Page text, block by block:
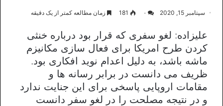
سپتامبر 15, 2020 ۰ 181 زمان مطالعه کمتر از یک دقیقه
علیزاده: لغو سفری که قرار بود درباره خنثی
کردن طرح امریکا برای فعال سازی مکانیزم
ماشه باشد، به دلیل اعدام نوید افکاری بود.
ظریف می دانست در برابر رسانه ها و
مقامات اروپایی پاسخی برای این جنایت ندارد
و در نتیجه مصلحت را در لغو سفر دانست